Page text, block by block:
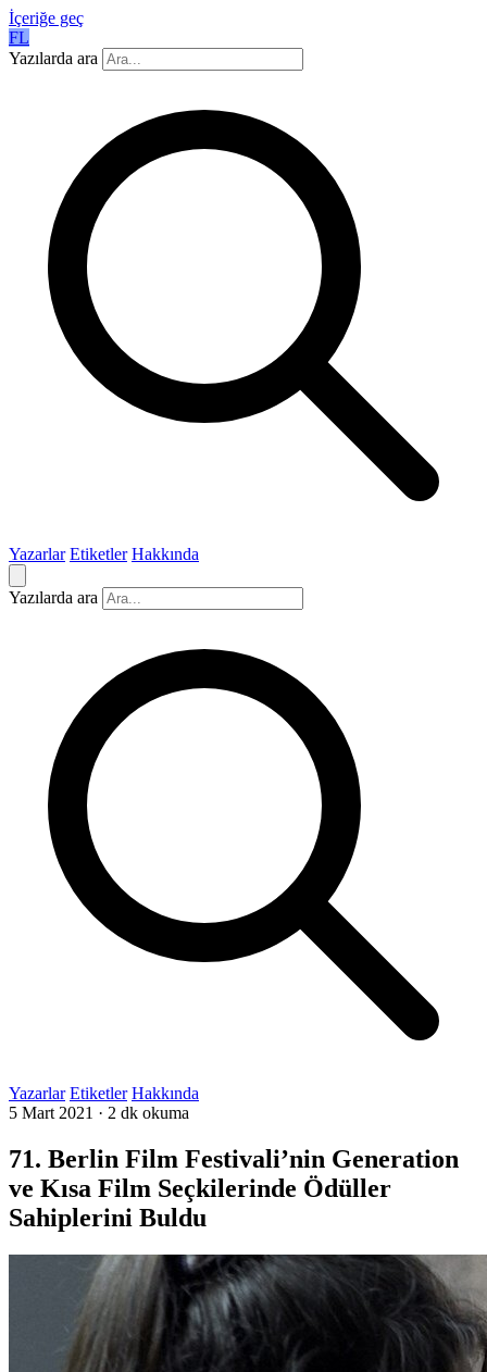
İçeriğe geç
FL
Yazılarda ara
Yazarlar Etiketler Hakkında
Yazılarda ara
Yazarlar Etiketler Hakkında
5 Mart 2021 · 2 dk okuma
71. Berlin Film Festivali’nin Generation
ve Kısa Film Seçkilerinde Ödüller
Sahiplerini Buldu